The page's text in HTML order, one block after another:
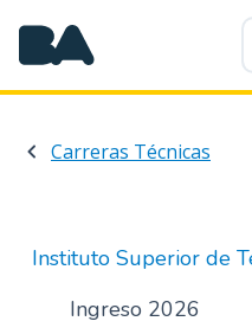
Carreras Técnicas
Instituto Superior de
Ingreso 2026